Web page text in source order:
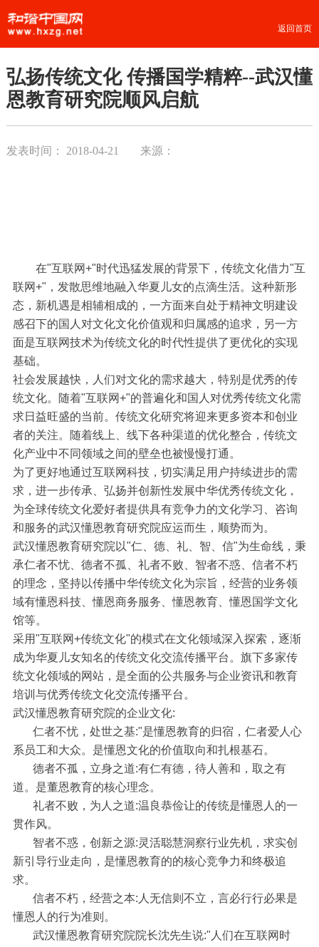
返回首页
弘扬传统文化 传播国学精粹--武汉懂
恩教育研究院顺风启航
发表时间： 2018-04-21 来源：
在"互联网+"时代迅猛发展的背景下，传统文化借力"互
联网+"，发散思维地融入华夏儿女的点滴生活。这种新形
态，新机遇是相辅相成的，一方面来自处于精神文明建设
感召下的国人对文化文化价值观和归属感的追求，另一方
面是互联网技术为传统文化的时代性提供了更优化的实现
基础。
社会发展越快，人们对文化的需求越大，特别是优秀的传
统文化。随着"互联网+"的普遍化和国人对优秀传统文化需
求日益旺盛的当前。传统文化研究将迎来更多资本和创业
者的关注。随着线上、线下各种渠道的优化整合，传统文
化产业中不同领域之间的壁垒也被慢慢打通。
为了更好地通过互联网科技，切实满足用户持续进步的需
求，进一步传承、弘扬并创新性发展中华优秀传统文化，
为全球传统文化爱好者提供具有竞争力的文化学习、咨询
和服务的武汉懂恩教育研究院应运而生，顺势而为。
武汉懂恩教育研究院以"仁、德、礼、智、信"为生命线，秉
承仁者不忧、德者不孤、礼者不败、智者不惑、信者不朽
的理念，坚持以传播中华传统文化为宗旨，经营的业务领
域有懂恩科技、懂恩商务服务、懂恩教育、懂恩国学文化
馆等。
采用"互联网+传统文化"的模式在文化领域深入探索，逐渐
成为华夏儿女知名的传统文化交流传播平台。旗下多家传
统文化领域的网站，是全面的公共服务与企业资讯和教育
培训与优秀传统文化交流传播平台。
武汉懂恩教育研究院的企业文化:
仁者不忧，处世之基:"是懂恩教育的归宿，仁者爱人心
系员工和大众。是懂恩文化的价值取向和扎根基石。
德者不孤，立身之道:有仁有德，待人善和，取之有
道。是董恩教育的核心理念。
礼者不败，为人之道:温良恭俭让的传统是懂恩人的一
贯作风。
智者不惑，创新之源:灵活聪慧洞察行业先机，求实创
新引导行业走向，是懂恩教育的的核心竞争力和终极追
求。
信者不朽，经营之本:人无信则不立，言必行行必果是
懂恩人的行为准则。
武汉懂恩教育研究院院长沈先生说:"人们在互联网时